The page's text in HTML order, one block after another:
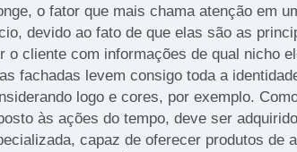
o fator que mais chama atenção em
devido ao fato de que elas são as
o cliente com informações de qual nicho
fachadas levem consigo toda a
logo e cores, por exemplo.
às ações do tempo, deve ser adquirido
capaz de oferecer produtos de